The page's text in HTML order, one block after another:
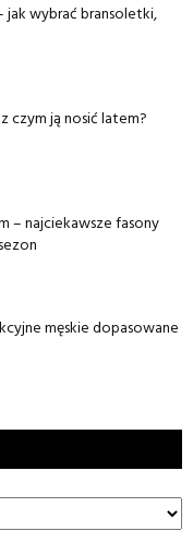
jak wybrać bransoletki,
czym ją nosić latem?
– najciekawsze fasony
męskie dopasowane